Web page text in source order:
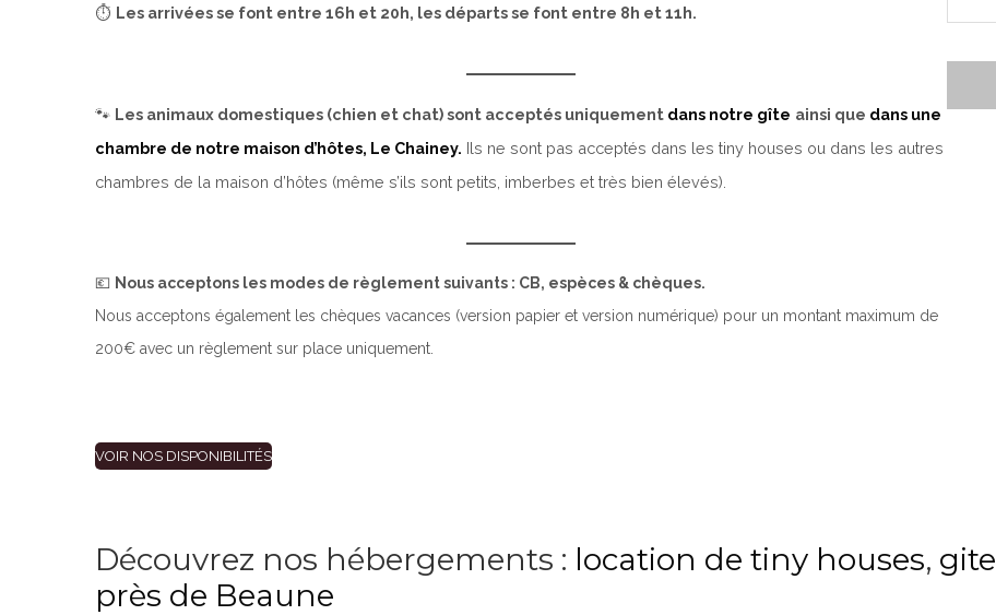
⏱️ Les arrivées se font entre 16h et 20h, les départs se font entre 8h et 11h.
🐾 Les animaux domestiques (chien et chat) sont acceptés uniquement dans notre gîte ainsi que dans une
chambre de notre maison d’hôtes, Le Chainey. Ils ne sont pas acceptés dans les tiny houses ou dans les autres
chambres de la maison d’hôtes (même s’ils sont petits, imberbes et très bien élevés).
💶 Nous acceptons les modes de règlement suivants : CB, espèces & chèques.
Nous acceptons également les chèques vacances (version papier et version numérique) pour un montant maximum de
200€ avec un règlement sur place uniquement.
VOIR NOS DISPONIBILITÉS
Découvrez nos hébergements : location de tiny houses, gite
près de Beaune